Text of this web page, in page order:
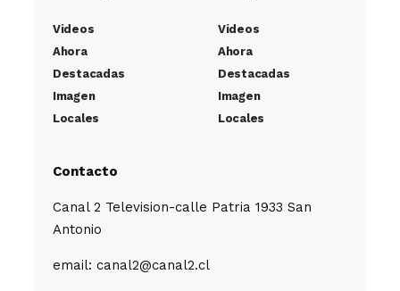
Videos
Ahora
Destacadas
Imagen
Locales
Videos
Ahora
Destacadas
Imagen
Locales
Contacto
Canal 2 Television-calle Patria 1933 San
Antonio
email: canal2@canal2.cl